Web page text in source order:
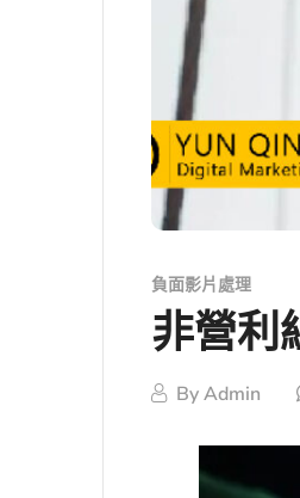
負面影片處理
非營利
ByAdmin